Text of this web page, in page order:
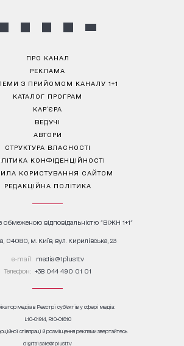
ПРО КАНАЛ
РЕКЛАМА
З ПРИЙОМОМ КАНАЛУ 1+1
КАТАЛОГ ПРОГРАМ
КАР’ЄРА
ВЕДУЧІ
АВТОРИ
СТРУКТУРА ВЛАСНОСТІ
КОНФІДЕНЦІЙНОСТІ
КОРИСТУВАННЯ САЙТОМ
РЕДАКЦІЙНА ПОЛІТИКА
обмеженою відповідальністю "ВІЖН 1+1"
04080, м. Київ, вул. Кирилівська, 23
е-mail: media@1plus1.tv
Телефон: +38 044 490 01 01
медіа в Реєстрі суб’єктів у сфері медіа:
L10-01914, R10-01810
співпраці й розміщення реклами звертайтесь
digital.sale@1plus1.tv